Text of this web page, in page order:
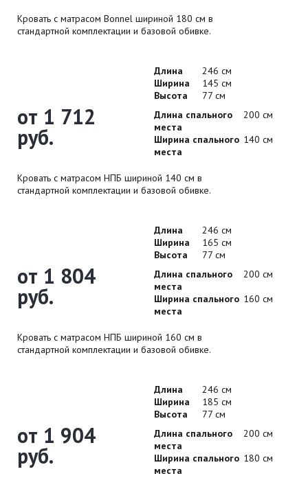
Кровать с матрасом Bonnel шириной 180 см в
стандартной комплектации и базовой обивке.
от 1 712
руб.
Длина
246 см
Ширина
145 см
Высота
77 см
Длина спального
места
200 см
Ширина спального
места
140 см
Кровать с матрасом НПБ шириной 140 см в
стандартной комплектации и базовой обивке.
от 1 804
руб.
Длина
246 см
Ширина
165 см
Высота
77 см
Длина спального
места
200 см
Ширина спального
места
160 см
Кровать с матрасом НПБ шириной 160 см в
стандартной комплектации и базовой обивке.
от 1 904
руб.
Длина
246 см
Ширина
185 см
Высота
77 см
Длина спального
места
200 см
Ширина спального
места
180 см